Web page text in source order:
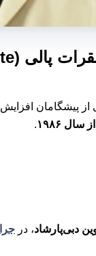
از پیشگامان
.
دبی‌پارشاد، در